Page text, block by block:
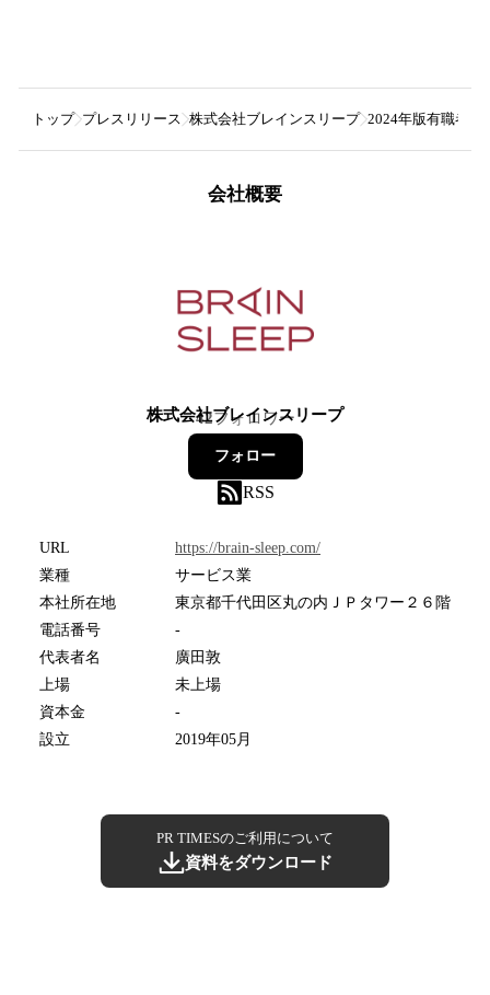
トップ プレスリリース 株式会社ブレインスリープ 2024年版有職者
会社概要
株式会社ブレインスリープ
42フォロワー
フォロー
RSS
URL
https://brain-sleep.com/
業種
サービス業
本社所在地
東京都千代田区丸の内ＪＰタワー２６階
電話番号
-
代表者名
廣田敦
上場
未上場
資本金
-
設立
2019年05月
PR TIMESのご利用について
資料をダウンロード